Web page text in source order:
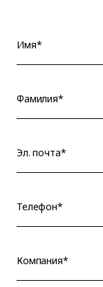
Имя*
Фамилия*
Эл. почта*
Телефон*
Компания*